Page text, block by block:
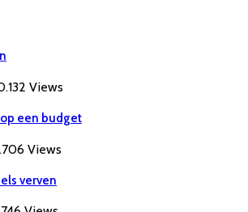
Views
een budget
Views
verven